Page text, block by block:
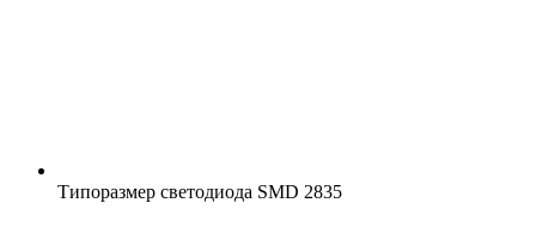
Типоразмер светодиода SMD 2835